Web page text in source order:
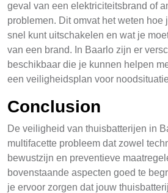
geval van een elektriciteitsbrand of
problemen. Dit omvat het weten hoe
snel kunt uitschakelen en wat je
van een brand. In Baarlo zijn er
beschikbaar die je kunnen helpen
een veiligheidsplan voor
Conclusion
De veiligheid van thuisbatterijen in
multifacette probleem dat zowel
bewustzijn en preventieve
bovenstaande aspecten goed te
je ervoor zorgen dat jouw